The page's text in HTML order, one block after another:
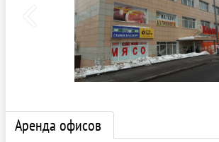
Аренда офисов